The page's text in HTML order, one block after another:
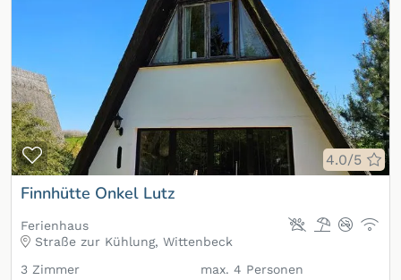
4.0/5
Zur Merkliste hinzufügen
Finnhütte Onkel Lutz
Ferienhaus
Straße zur Kühlung, Wittenbeck
3 Zimmer
max. 4 Personen